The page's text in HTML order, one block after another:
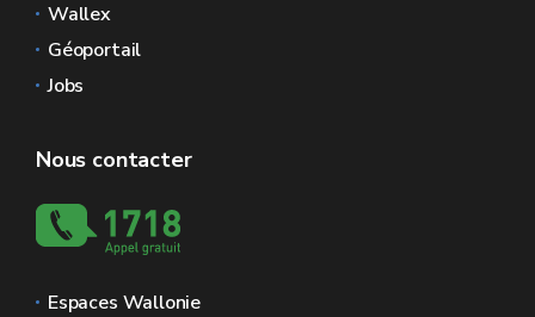
Wallex
Géoportail
Jobs
Nous contacter
Espaces Wallonie